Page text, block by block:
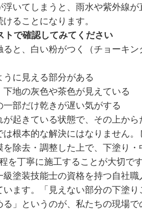
浮いてしまうと、雨水や紫外線が
ることになります。
トで確認してみてください
と、白い粉がつく（チョーキン
に見える部分がある
地の灰色や茶色が見えている
部だけ乾きが遅い気がする
起きている状態で、その上から
は根本的な解決にはなりません。
を除去・調整した上で、下塗り・
を丁寧に施工することが大切で
塗装技能士の資格を持つ自社職
います。「見えない部分の下塗り
る」というのが、私たちの現場で